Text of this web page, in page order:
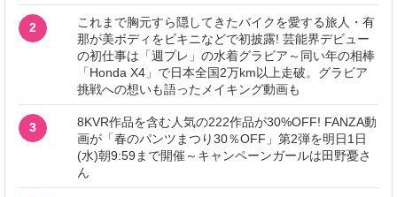
2
これまで胸元すら隠してきたバイクを愛する旅人・有
那が美ボディをビキニなどで初披露! 芸能界デビュー
の初仕事は「週プレ」の水着グラビア～同い年の相棒
「Honda X4」で日本全国2万km以上走破。グラビア
挑戦への想いも語ったメイキング動画も
3
8KVR作品を含む人気の222作品が30%OFF! FANZA動
画が「春のパンツまつり30％OFF」第2弾を明日1日
(水)朝9:59まで開催～キャンペーンガールは田野憂さ
ん